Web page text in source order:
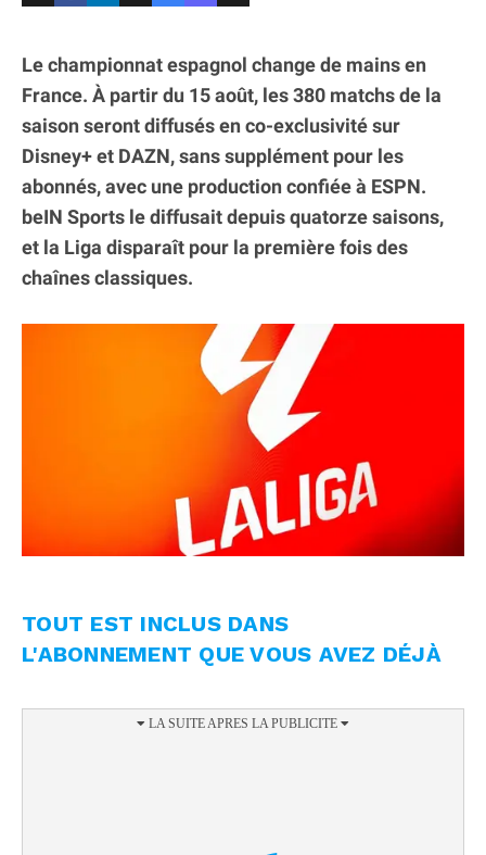
Le championnat espagnol change de mains en
France. À partir du 15 août, les 380 matchs de la
saison seront diffusés en co-exclusivité sur
Disney+ et DAZN, sans supplément pour les
abonnés, avec une production confiée à ESPN.
beIN Sports le diffusait depuis quatorze saisons,
et la Liga disparaît pour la première fois des
chaînes classiques.
TOUT EST INCLUS DANS
L'ABONNEMENT QUE VOUS AVEZ DÉJÀ